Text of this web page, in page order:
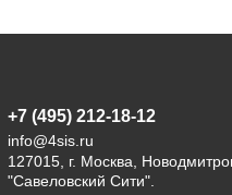
+7 (495) 212-18-12
info@4sis.ru
127015, г. Москва,
"Савеловский Сити".